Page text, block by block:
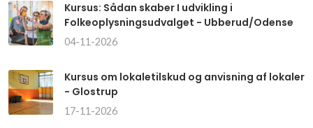
Kursus: Sådan skaber I udvikling i
Folkeoplysningsudvalget - Ubberud/Odense
04-11-2026
Kursus om lokaletilskud og anvisning af lokaler
- Glostrup
17-11-2026